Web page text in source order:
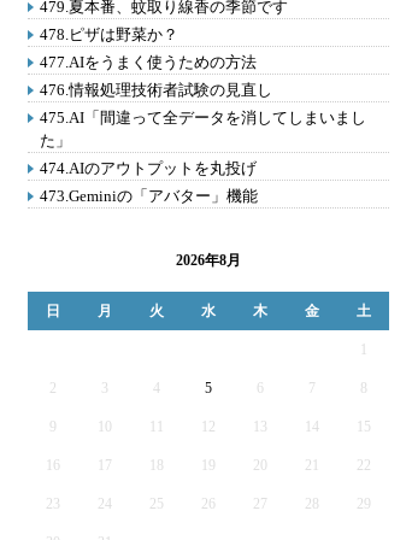
479.夏本番、蚊取り線香の季節です
478.ピザは野菜か？
477.AIをうまく使うための方法
476.情報処理技術者試験の見直し
475.AI「間違って全データを消してしまいまし
た」
474.AIのアウトプットを丸投げ
473.Geminiの「アバター」機能
2026年8月
日 月 火 水 木 金 土
2 3 4 5 6 7
9 12 13 14 15
16 17 19 20 21 22
23 24 25 26 27 28 29